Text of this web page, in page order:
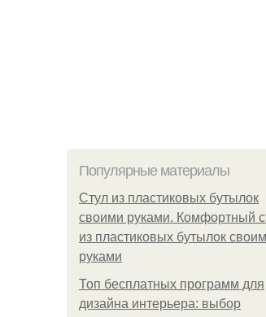
Популярные материалы
Стул из пластиковых бутылок
своими руками. Комфортный
из пластиковых бутылок
руками
Топ бесплатных программ для
дизайна интерьера: выбор